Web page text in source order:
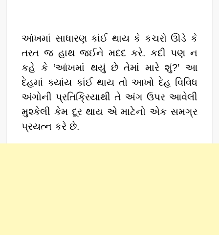
આંખમાં સાધારણ કાંઈ થાય કે કચરો ઊડે કે
તરત જ હાથ જઈને મદદ કરે. કદી પણ ન
કહે કે ‘આંખમાં થયું છે તેમાં મારે શું?’ આ
દેહમાં ક્યાંય કાંઈ થાય તો આખો દેહ વિવિધ
અંગોની પ્રતિક્રિયાથી તે અંગ ઉપર આવેલી
મુશ્કેલી કેમ દૂર થાય એ માટેનો એક સમગ્ર
પ્રયત્ન કરે છે.